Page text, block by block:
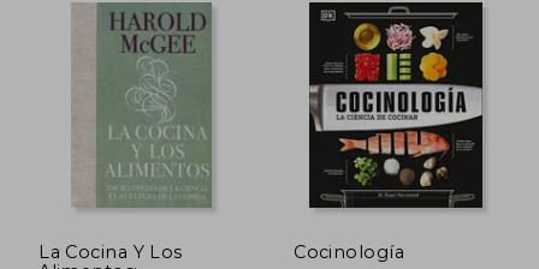
La Cocina Y Los
Cocinología